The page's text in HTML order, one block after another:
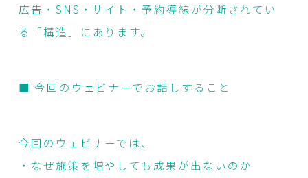
広告・SNS・サイト・予約導線が分断されてい
る「構造」にあります。
■ 今回のウェビナーでお話しすること
今回のウェビナーでは、
・なぜ施策を増やしても成果が出ないのか